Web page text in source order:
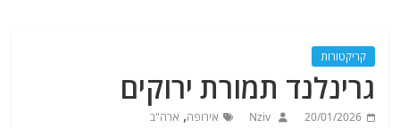
קריקטורות
גרינלנד תמורת ירוקים
20/01/2026
Nziv אירופה, ארה"ב